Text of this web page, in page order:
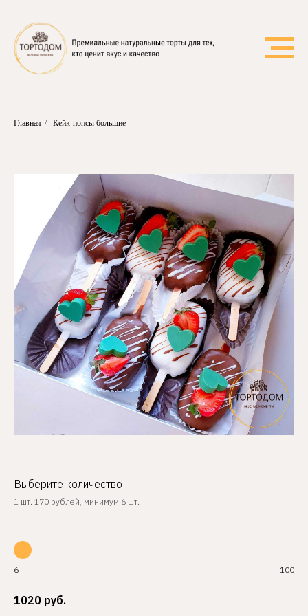
Главная / Кейк-попсы большие
Выберите количество
1 шт. 170 рублей, минимум 6 шт.
6 100
1020 руб.